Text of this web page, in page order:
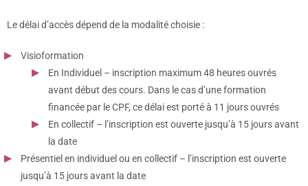
Le délai d’accès dépend de la modalité choisie :
Visioformation
En Individuel – inscription maximum 48 heures ouvrés
avant début des cours. Dans le cas d’une formation
financée par le CPF, ce délai est porté à 11 jours ouvrés
En collectif – l’inscription est ouverte jusqu’à 15 jours avant
la date
Présentiel en individuel ou en collectif – l’inscription est ouverte
jusqu’à 15 jours avant la date